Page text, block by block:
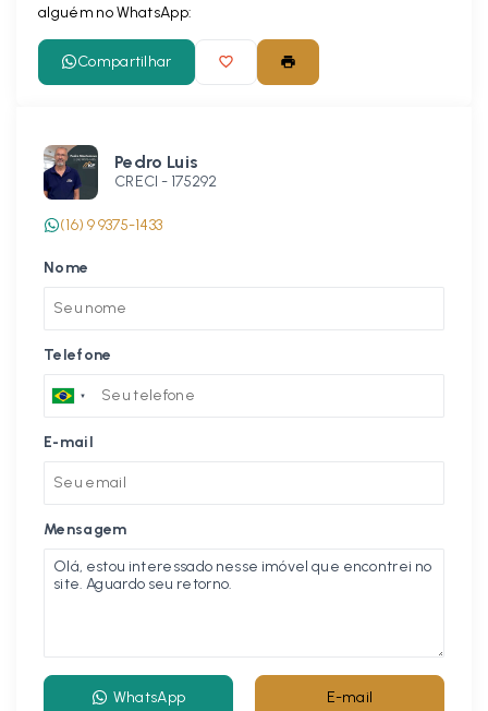
alguém no WhatsApp:
Compartilhar
Pedro Luis
CRECI - 175292
(16) 9 9375-1433
Nome
Telefone
E-mail
Mensagem
WhatsApp E-mail